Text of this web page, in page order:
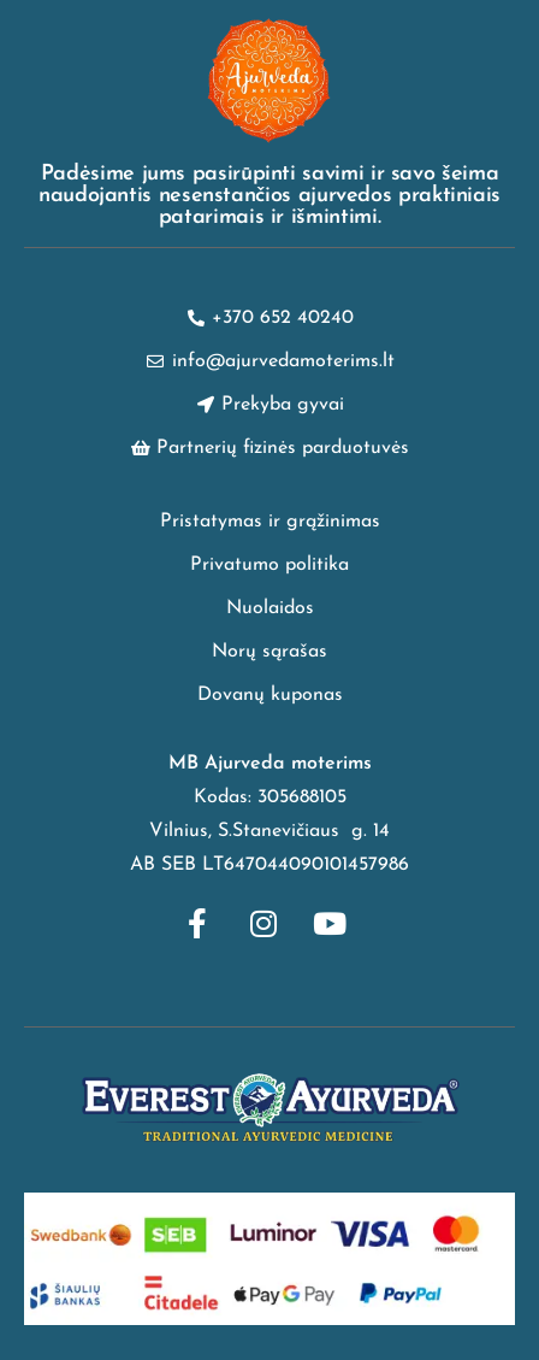
Padėsime jums pasirūpinti savimi ir savo šeima
naudojantis nesenstančios ajurvedos praktiniais
patarimais ir išmintimi.
+370 652 40240
info@ajurvedamoterims.lt
Prekyba gyvai
Partnerių fizinės parduotuvės
Pristatymas ir grąžinimas
Privatumo politika
Nuolaidos
Norų sąrašas
Dovanų kuponas
MB Ajurveda moterims
Kodas: 305688105
Vilnius, S.Stanevičiaus g. 14
AB SEB LT647044090101457986